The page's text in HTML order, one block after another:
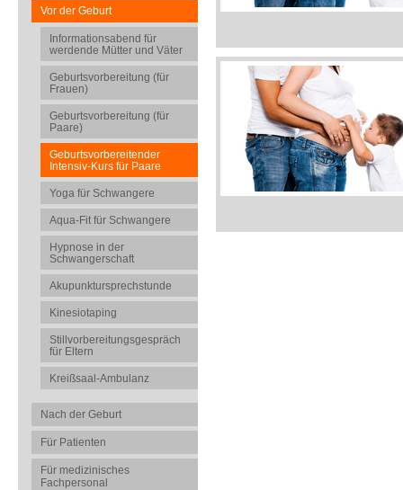
Vor der Geburt
Informationsabend für
werdende Mütter und Väter
Geburtsvorbereitung (für
Frauen)
Geburtsvorbereitung (für
Paare)
Geburtsvorbereitender
Intensiv-Kurs für Paare
Yoga für Schwangere
Aqua-Fit für Schwangere
Hypnose in der
Schwangerschaft
Akupunktursprechstunde
Kinesiotaping
Stillvorbereitungsgespräch
für Eltern
Kreißsaal-Ambulanz
Nach der Geburt
Für Patienten
Für medizinisches
Fachpersonal